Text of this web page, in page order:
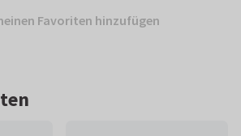
Favoriten hinzufügen